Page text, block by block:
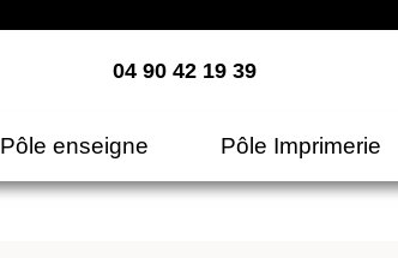
04 90 42 19 39
Pôle enseigne Pôle Imprimerie